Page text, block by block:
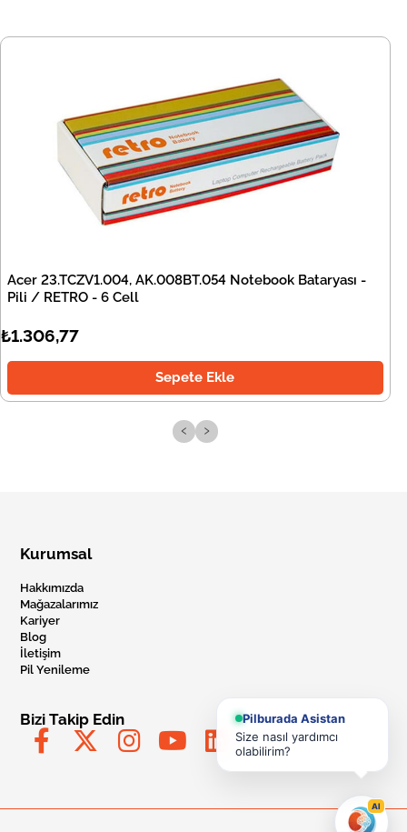
Acer 23.TCZV1.004, AK.008BT.054 Notebook Bataryası -
Pili / RETRO - 6 Cell
₺1.306,77
Sepete Ekle
‹ ›
Kurumsal
Hakkımızda
Mağazalarımız
Kariyer
Blog
İletişim
Pil Yenileme
Bizi Takip Edin
Pilburada Asistan
Size nasıl yardımcı
olabilirim?
AI